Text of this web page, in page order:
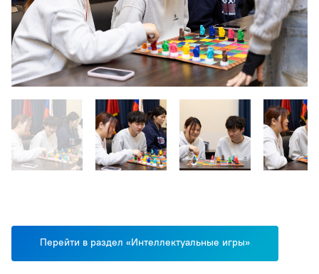
Перейти в раздел «Интеллектуальные игры»